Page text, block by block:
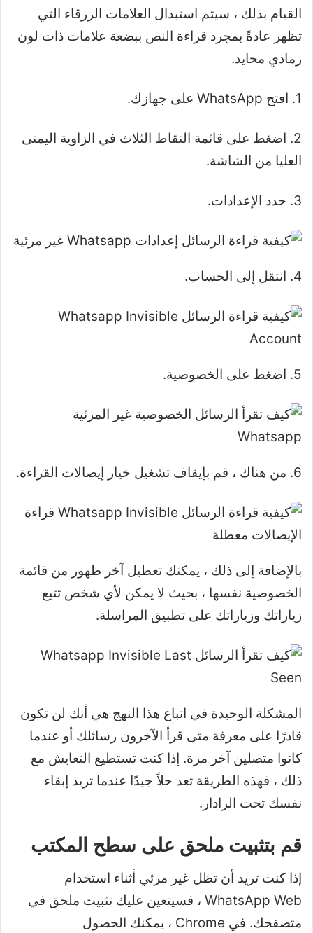
القيام بذلك ، سيتم استبدال العلامات الزرقاء التي
تظهر عادةً بمجرد قراءة النص ببضعة علامات ذات لون
رمادي محايد.
1. افتح WhatsApp على جهازك.
2. اضغط على قائمة النقاط الثلاث في الزاوية اليمنى
العليا من الشاشة.
3. حدد الإعدادات.
4. انتقل إلى الحساب.
5. اضغط على الخصوصية.
6. من هناك ، قم بإيقاف تشغيل خيار إيصالات القراءة.
بالإضافة إلى ذلك ، يمكنك تعطيل آخر ظهور من قائمة
الخصوصية نفسها ، بحيث لا يمكن لأي شخص تتبع
زياراتك وزياراتك على تطبيق المراسلة.
المشكلة الوحيدة في اتباع هذا النهج هي أنك لن تكون
قادرًا على معرفة متى قرأ الآخرون رسائلك أو عندما
كانوا متصلين آخر مرة. إذا كنت تستطيع التعايش مع
ذلك ، فهذه الطريقة تعد حلاً جيدًا عندما تريد إبقاء
نفسك تحت الرادار.
قم بتثبيت ملحق على سطح المكتب
إذا كنت تريد أن تظل غير مرئي أثناء استخدام
WhatsApp Web ، فسيتعين عليك تثبيت ملحق في
متصفحك. في Chrome ، يمكنك الحصول